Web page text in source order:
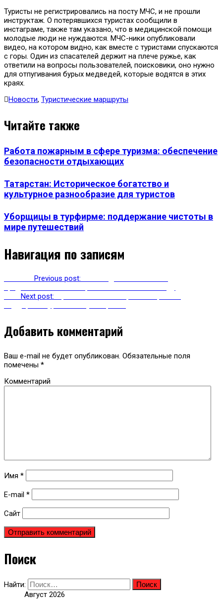
Туристы не регистрировались на посту МЧС, и не прошли
инструктаж. О потерявшихся туристах сообщили в
инстаграме, также там указано, что в медицинской помощи
молодые люди не нуждаются. МЧС-ники опубликовали
видео, на котором видно, как вместе с туристами спускаются
с горы. Один из спасателей держит на плече ружье, как
ответили на вопросы пользователей, поисковики, оно нужно
для отпугивания бурых медведей, которые водятся в этих
краях.
Новости, Туристические маршруты
Читайте также
Работа пожарным в сфере туризма: обеспечение
безопасности отдыхающих
Татарстан: Историческое богатство и
культурное разнообразие для туристов
Уборщицы в турфирме: поддержание чистоты в
мире путешествий
Навигация по записям
Previous post:
Next post:
Добавить комментарий
Ваш e-mail не будет опубликован. Обязательные поля
помечены *
Комментарий
Имя *
E-mail *
Сайт
Поиск
Найти:
Август 2026